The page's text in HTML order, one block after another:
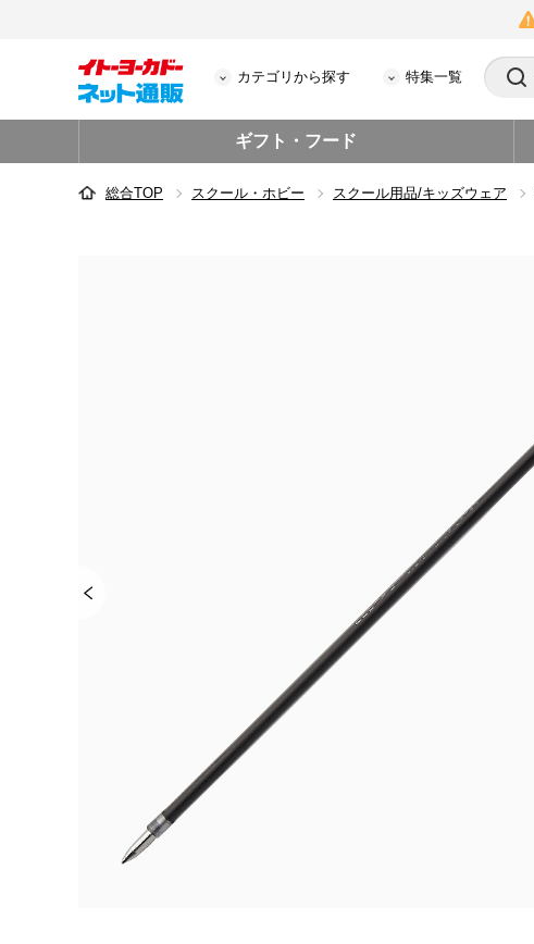
カテゴリから探す 特集一覧
ギフト・フード
総合TOP スクール・ホビー スクール用品/キッズウェア